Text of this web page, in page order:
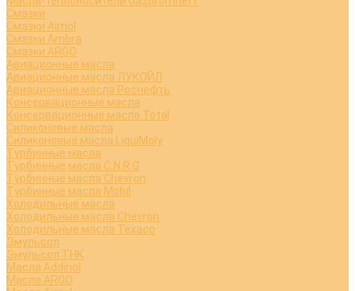
Смазки
Смазки Aimol
Смазки Ambra
Смазки ARGO
Авиационные масла
Авиационные масла ЛУКОЙЛ
Авиационные масла Роснефть
Консервационные масла
Консервационные масла Total
Силиконовые масла
Силиконовые масла LiquiMoly
Турбинные масла
Турбинные масла C.N.R.G
Турбинные масла Chevron
Турбинные масла Mobil
Холодильные масла
Холодильные масла Chevron
Холодильные масла Texaco
Эмульсол
Эмульсол ТНК
Масла Addinol
Масла ARGO